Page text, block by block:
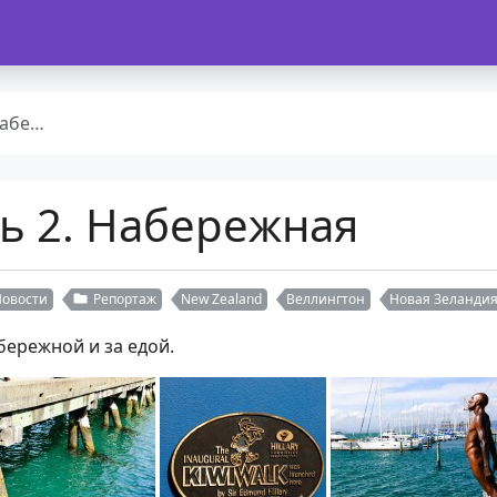
2. Набережная
Репортаж New Zealand Веллингтон Новая Зеландия
и за едой.